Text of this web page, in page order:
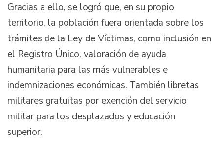
Gracias a ello, se logró que, en su propio
territorio, la población fuera orientada sobre los
trámites de la Ley de Víctimas, como inclusión en
el Registro Único, valoración de ayuda
humanitaria para las más vulnerables e
indemnizaciones económicas. También libretas
militares gratuitas por exención del servicio
militar para los desplazados y educación
superior.